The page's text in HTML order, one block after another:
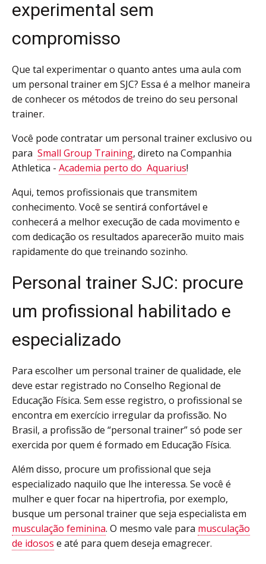
experimental sem
compromisso
Que tal experimentar o quanto antes uma aula com
um personal trainer em SJC? Essa é a melhor maneira
de conhecer os métodos de treino do seu personal
trainer.
Você pode contratar um personal trainer exclusivo ou
para Small Group Training, direto na Companhia
Athletica - Academia perto do Aquarius!
Aqui, temos profissionais que transmitem
conhecimento. Você se sentirá confortável e
conhecerá a melhor execução de cada movimento e
com dedicação os resultados aparecerão muito mais
rapidamente do que treinando sozinho.
Personal trainer SJC: procure
um profissional habilitado e
especializado
Para escolher um personal trainerde qualidade, ele
deve estar registrado no Conselho Regional de
Educação Física. Sem esse registro, o profissional se
encontra em exercício irregular da profissão. No
Brasil, a profissão de “personal trainer” só pode ser
exercida por quem é formado em Educação Física.
Além disso, procure um profissional que seja
especializado naquilo que lhe interessa. Se você é
mulher e quer focar na hipertrofia, por exemplo,
busque um personal trainer que seja especialista em
musculação feminina. O mesmo vale para musculação
de idosos e até para quem deseja emagrecer.